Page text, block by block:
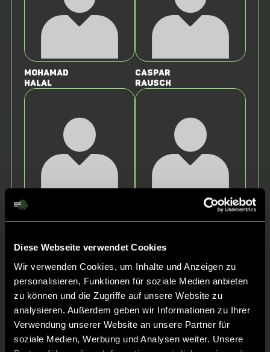
Diese Webseite verwendet Cookies
Wir verwenden Cookies, um Inhalte und Anzeigen zu
personalisieren, Funktionen für soziale Medien anbieten
zu können und die Zugriffe auf unsere Website zu
analysieren. Außerdem geben wir Informationen zu Ihrer
Verwendung unserer Website an unsere Partner für
soziale Medien, Werbung und Analysen weiter. Unsere
Mohamad
Halal
Caspar
Rausch
Paul
Jack
Dreyer